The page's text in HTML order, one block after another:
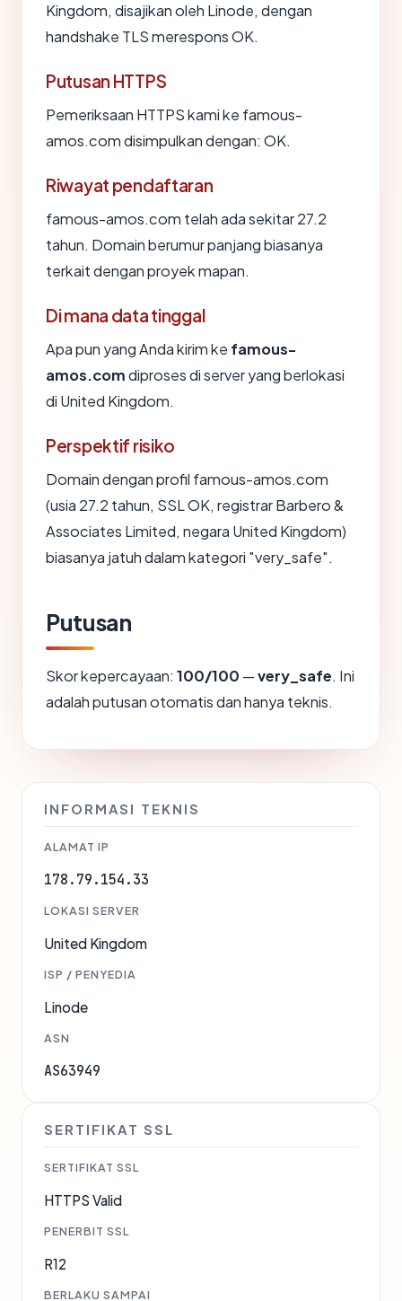
Kingdom, disajikan oleh Linode, dengan
handshake TLS merespons OK.
Putusan HTTPS
Pemeriksaan HTTPS kami ke famous-
amos.com disimpulkan dengan: OK.
Riwayat pendaftaran
famous-amos.com telah ada sekitar 27.2
tahun. Domain berumur panjang biasanya
terkait dengan proyek mapan.
Di mana data tinggal
Apa pun yang Anda kirim ke famous-
amos.comdiproses di server yang berlokasi
di United Kingdom.
Perspektif risiko
Domain dengan profil famous-amos.com
(usia 27.2 tahun, SSL OK, registrar Barbero &
Associates Limited, negara United Kingdom)
biasanya jatuh dalam kategori "very_safe".
Putusan
Skor kepercayaan: 100/100 —very_safe. Ini
adalah putusan otomatis dan hanya teknis.
INFORMASI TEKNIS
ALAMAT IP
178.79.154.33
LOKASI SERVER
United Kingdom
ISP / PENYEDIA
Linode
ASN
AS63949
SERTIFIKAT SSL
SERTIFIKAT SSL
HTTPS Valid
PENERBIT SSL
R12
BERLAKU SAMPAI